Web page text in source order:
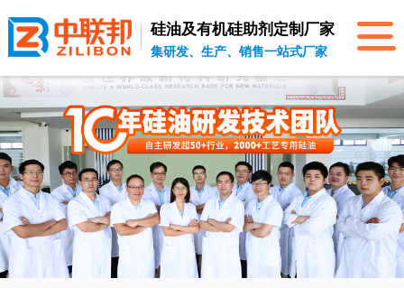
硅油及有机硅助剂 定制厂家
集研发、生产、销售一站式厂家